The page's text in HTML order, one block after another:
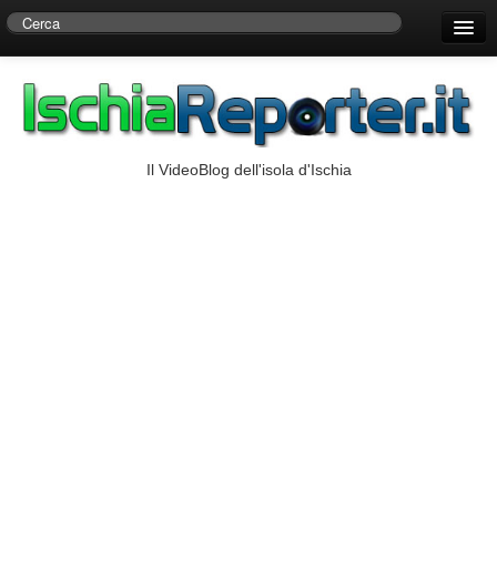
Centro di Ricerche Storiche D’Ambra
Il VideoBlog dell'isola d'Ischia